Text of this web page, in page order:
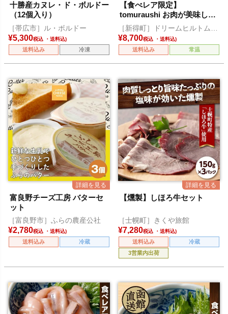
十勝産カヌレ・ド・ボルドー
（12個入り）
［帯広市］ル・ボルドー
¥5,300税込
送料込み 冷凍
【食べレア限定】
tomuraushi お肉が美味しい
煮込み 5缶セット
［新得町］ドリームヒルトムラ
ウシ
¥8,700税込
送料込み 常温
富良野チーズ工房 バターセ
ット
［富良野市］ふらの農産公社
¥2,780税込
送料込み 冷蔵
【燻製】しほろ牛セット
［士幌町］きくや旅館
¥7,280税込
送料込み
冷蔵
3営業内出荷